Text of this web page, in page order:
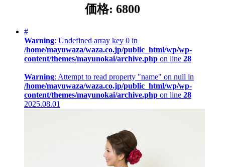
価格: 6800
#
Warning: Undefined array key 0 in
/home/mayuwaza/waza.co.jp/public_html/wp/wp-
content/themes/mayunokai/archive.php on line 28
Warning: Attempt to read property "name" on null in
/home/mayuwaza/waza.co.jp/public_html/wp/wp-
content/themes/mayunokai/archive.php on line 28
2025.08.01